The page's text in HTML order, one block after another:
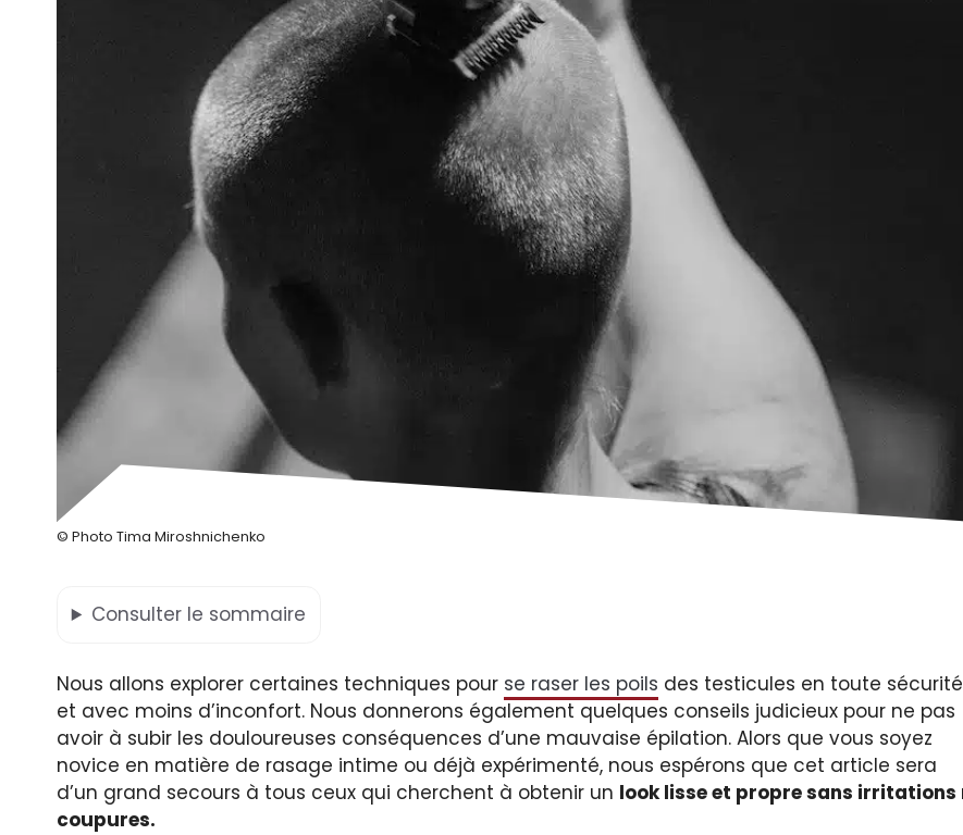
© Photo Tima Miroshnichenko
Consulter le sommaire
Nous allons explorer certaines techniques pour se raser les poils des testicules en toute sécurité
et avec moins d’inconfort. Nous donnerons également quelques conseils judicieux pour ne pas
avoir à subir les douloureuses conséquences d’une mauvaise épilation. Alors que vous soyez
novice en matière de rasage intime ou déjà expérimenté, nous espérons que cet article sera
d’un grand secours à tous ceux qui cherchent à obtenir un look lisse et propre sans irritations
coupures.